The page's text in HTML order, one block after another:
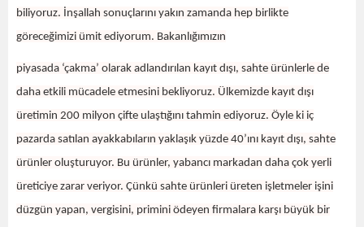
biliyoruz. İnşallah sonuçlarını yakın zamanda hep birlikte
göreceğimizi ümit ediyorum. Bakanlığımızın
piyasada ‘çakma’ olarak adlandırılan kayıt dışı, sahte ürünlerle de
daha etkili mücadele etmesini bekliyoruz. Ülkemizde kayıt dışı
üretimin 200 milyon çifte ulaştığını tahmin ediyoruz. Öyle ki iç
pazarda satılan ayakkabıların yaklaşık yüzde 40’ını kayıt dışı, sahte
ürünler oluşturuyor. Bu ürünler, yabancı markadan daha çok yerli
üreticiye zarar veriyor. Çünkü sahte ürünleri üreten işletmeler işini
düzgün yapan, vergisini, primini ödeyen firmalara karşı büyük bir